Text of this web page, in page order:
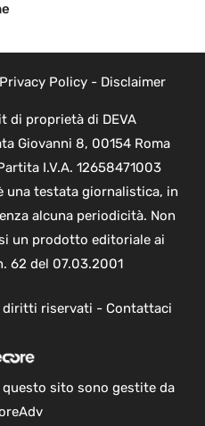
Privacy Policy- Disclaimer
di proprietà di DEVA
Giovanni 8, 00154 Roma
I.V.A. 12658471003
una testata giornalistica, in
alcuna periodicità. Non
un prodotto editoriale ai
62 del 07.03.2001
diritti riservati - Contattaci
sito sono gestite da